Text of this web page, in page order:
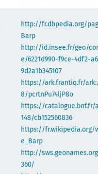
http://fr.dbpedia.org/
Barp
http://id.insee.fr/geo/
e/6221d990-f9ce-4df2-
9d2a1b345107
https://ark.frantiq.fr/
8/pcrtnPu74ljP8o
https://catalogue.bnf.fr/
148/cb152560836
https://fr.wikipedia.org/
e_Barp
http://
360/